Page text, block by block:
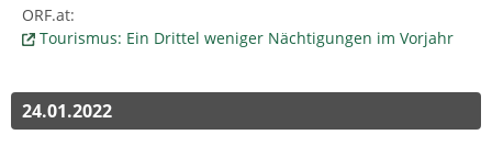
ORF.at:
Tourismus: Ein Drittel weniger Nächtigungen im Vorjahr
24.01.2022